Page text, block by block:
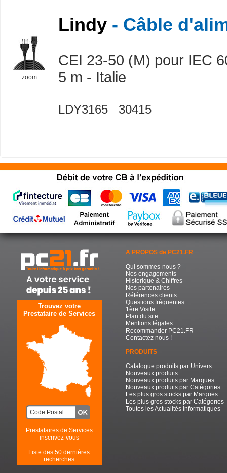
zoom
Lindy - Câble
CEI 23-50 (M) pour IEC
5 m - Italie
LDY3165 30415
Trouvez votre
Prestataire de Services
Prestataires de Services
inscrivez-vous
Liste des 50 dernières
recherches
A PROPOS de PC21.FR
Qui sommes-nous ?
Nos engagements
Historique & Chiffres
Nos partenaires
Références clients
Questions fréquentes
1ère Visite
Plan du site
Mentions légales
Recommander PC21.FR
Contactez nous !
PRODUITS
Catalogue produits par Univers
Nouveaux produits
Nouveaux produits par Marques
Nouveaux produits par Catégories
Les plus gros stocks par Marques
Les plus gros stocks par Catégories
Toutes les Actualités Informatiques